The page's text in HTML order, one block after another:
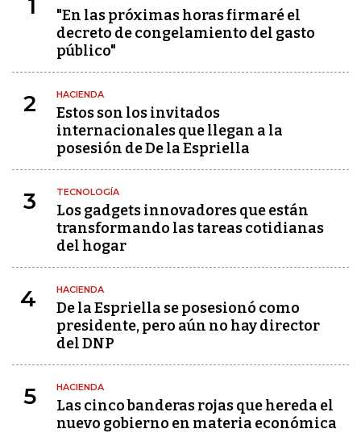
1
"En las próximas horas firmaré el
decreto de congelamiento del gasto
público"
2 HACIENDA
Estos son los invitados
internacionales que llegan a la
posesión de De la Espriella
3 TECNOLOGÍA
Los gadgets innovadores que están
transformando las tareas cotidianas
del hogar
4 HACIENDA
De la Espriella se posesionó como
presidente, pero aún no hay director
del DNP
5 HACIENDA
Las cinco banderas rojas que hereda el
nuevo gobierno en materia económica